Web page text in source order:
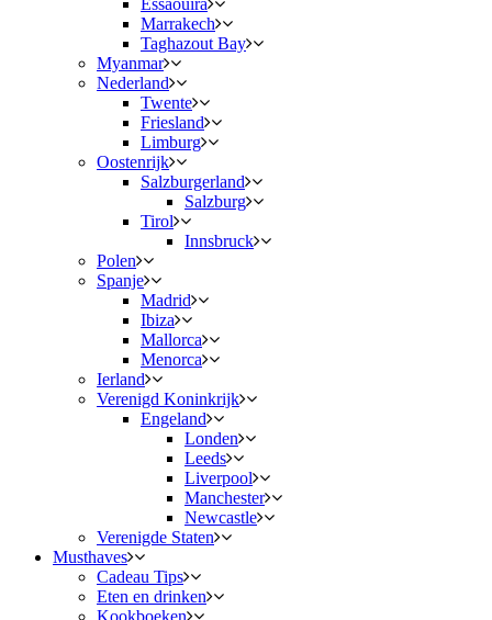
Essaouira
Marrakech
Taghazout Bay
Myanmar
Nederland
Twente
Friesland
Limburg
Oostenrijk
Salzburgerland
Salzburg
Tirol
Innsbruck
Polen
Spanje
Madrid
Ibiza
Mallorca
Menorca
Ierland
Verenigd Koninkrijk
Engeland
Londen
Leeds
Liverpool
Manchester
Newcastle
Verenigde Staten
Musthaves
Cadeau Tips
Eten en drinken